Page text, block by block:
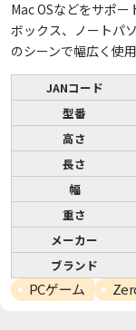
Mac OSなどをサポ
ボックス、ノートパ
のシーンで幅広く使用
JANコード
型番
高さ
長さ
幅
重さ
メーカー
ブランド
PCゲーム